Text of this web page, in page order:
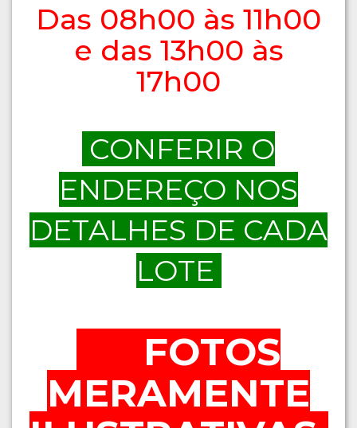
Das 08h00 às 11h00
e das 13h00 às
17h00
CONFERIR O
ENDEREÇO NOS
DETALHES DE CADA
LOTE
FOTOS
MERAMENTE